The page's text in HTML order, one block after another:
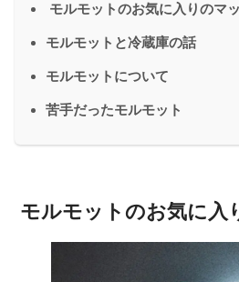
モルモットのお気に入りのマ
モルモットと冷蔵庫の話
モルモットについて
苦手だったモルモット
モルモットのお気に入